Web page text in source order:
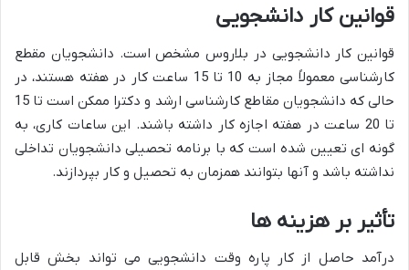
قوانین کار دانشجویی
قوانین کار دانشجویی در بلاروس مشخص است. دانشجویان مقطع
کارشناسی معمولاً مجاز به 10 تا 15 ساعت کار در هفته هستند، در
حالی که دانشجویان مقاطع کارشناسی ارشد و دکترا ممکن است تا 15
تا 20 ساعت در هفته اجازه کار داشته باشند. این ساعات کاری، به
گونه ای تعیین شده است که با برنامه تحصیلی دانشجویان تداخلی
نداشته باشد و آنها بتوانند همزمان به تحصیل و کار بپردازند.
تأثیر بر هزینه ها
درآمد حاصل از کار پاره وقت دانشجویی می تواند بخش قابل